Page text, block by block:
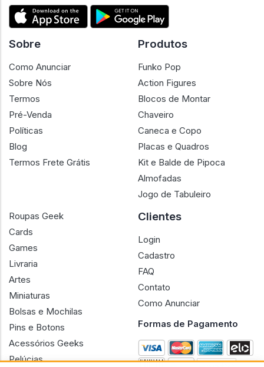
Sobre
Como Anunciar
Sobre Nós
Termos
Pré-Venda
Políticas
Blog
Termos Frete Grátis
Produtos
Funko Pop
Action Figures
Blocos de Montar
Chaveiro
Caneca e Copo
Placas e Quadros
Kit e Balde de Pipoca
Almofadas
Jogo de Tabuleiro
Roupas Geek
Cards
Games
Livraria
Artes
Miniaturas
Bolsas e Mochilas
Pins e Botons
Acessórios Geeks
Pelúcias
Clientes
Login
Cadastro
FAQ
Contato
Como Anunciar
Formas de Pagamento